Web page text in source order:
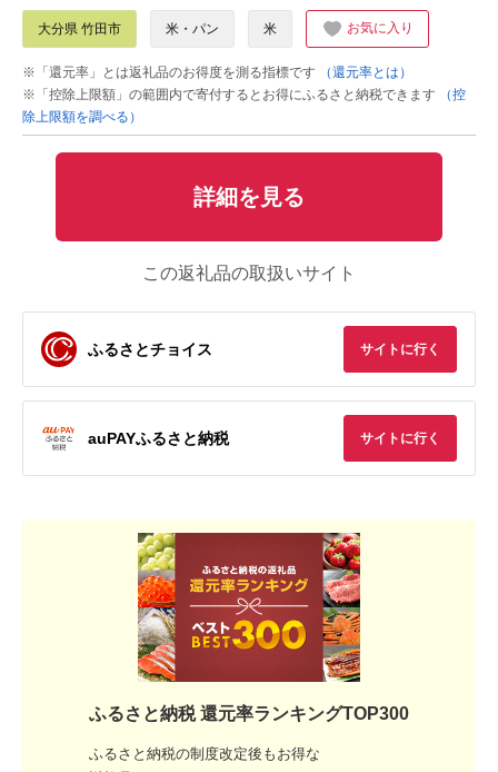
大分県 竹田市 米・パン 米 お気に入り
※「還元率」とは返礼品のお得度を測る指標です
（還元率とは）
※「控除上限額」の範囲内で寄付するとお得にふるさと納税できます
（控
除上限額を調べる）
詳細を見る
この返礼品の取扱いサイト
ふるさとチョイス サイトに行く
auPAYふるさと納税 サイトに行く
ふるさと納税 還元率ランキングTOP300
ふるさと納税の制度改定後もお得な